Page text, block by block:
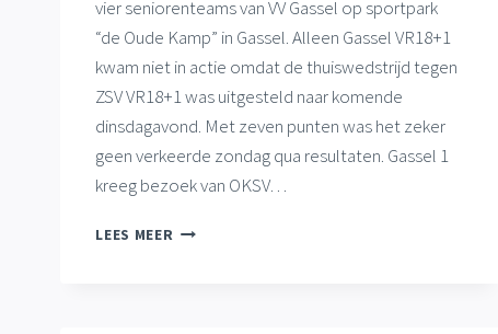
vier seniorenteams van VV Gassel op sportpark
“de Oude Kamp” in Gassel. Alleen Gassel VR18+1
kwam niet in actie omdat de thuiswedstrijd tegen
ZSV VR18+1 was uitgesteld naar komende
dinsdagavond. Met zeven punten was het zeker
geen verkeerde zondag qua resultaten. Gassel 1
kreeg bezoek van OKSV…
LEES MEER GASSEL